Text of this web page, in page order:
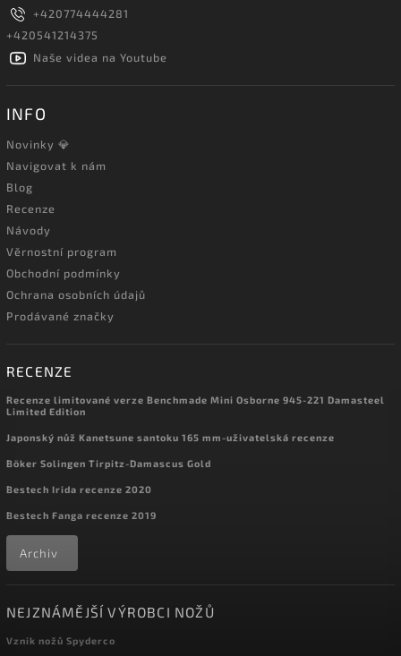
+420774444281
+420541214375
Naše videa na Youtube
INFO
Novinky 💎
Navigovat k nám
Blog
Recenze
Návody
Věrnostní program
Obchodní podmínky
Ochrana osobních údajů
Prodávané značky
RECENZE
Recenze limitované verze Benchmade Mini Osborne 945-221 Damasteel
Limited Edition
Japonský nůž Kanetsune santoku 165 mm-uživatelská recenze
Böker Solingen Tirpitz-Damascus Gold
Bestech Irida recenze 2020
Bestech Fanga recenze 2019
Archiv
NEJZNÁMĚJŠÍ VÝROBCI NOŽŮ
Vznik nožů Spyderco